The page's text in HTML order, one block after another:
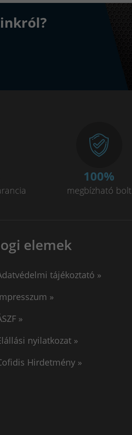
100%
megbízható bolt
elemek
tájékoztató »
»
»
nyilatkozat »
Hirdetmény »